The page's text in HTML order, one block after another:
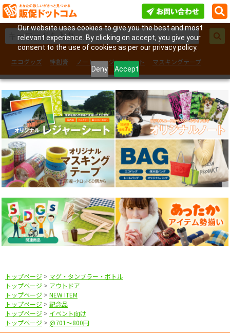
Our website uses cookies to give you the best and most
relevant experience. By clicking on accept, you give your
consent to the use of cookies as per our privacy policy.
Deny Accept
エコグッズ 絆創膏 ノート レジャーシート
マスキングテープ
フェイスシール
トップページ > マグ・タンブラー・ボトル
トップページ > アウトドア
トップページ > NEW ITEM
トップページ > 記念品
トップページ > イベント向け
トップページ > @701〜800円